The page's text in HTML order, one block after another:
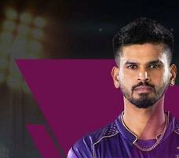
लेखन अंकित पसबोला May 07, 2022
क्या है खबर?
इंडियन प्रीमियर लीग(IPL)
फैसला किया है।
KKR से उमेश यादव मैच